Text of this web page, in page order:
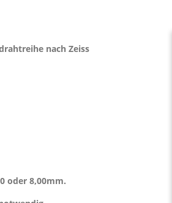
nach Zeiss
oder 8,00mm.